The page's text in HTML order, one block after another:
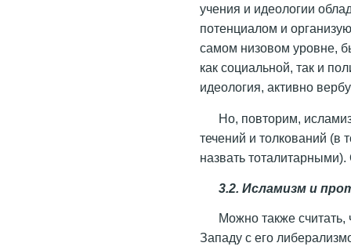
учения и идеологии
потенциалом и
самом низовом уровне,
как социальной, так и
идеология, активно
Но, повторим,
течений и толкований (в
назвать
3.2. Исламизм и
Можно также считать,
Западу с его